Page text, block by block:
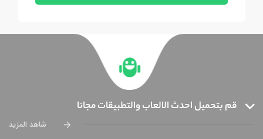
قم بتحميل احدث الالعاب والتطبيقات مجانا
شاهد المزيد